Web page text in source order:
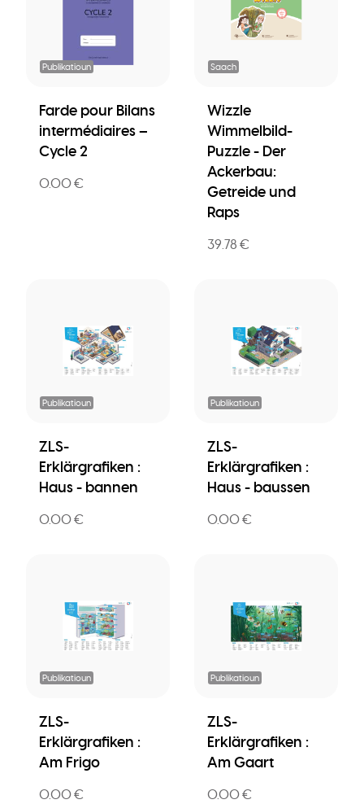
Publikatioun
Farde pour Bilans
intermédiaires –
Cycle 2
0.00 €
Saach
Wizzle
Wimmelbild-
Puzzle - Der
Ackerbau:
Getreide und
Raps
39.78 €
Publikatioun
ZLS-
Erklärgrafiken :
Haus - bannen
0.00 €
Publikatioun
ZLS-
Erklärgrafiken :
Haus - baussen
0.00 €
Publikatioun
ZLS-
Erklärgrafiken :
Am Frigo
0.00 €
Publikatioun
ZLS-
Erklärgrafiken :
Am Gaart
0.00 €